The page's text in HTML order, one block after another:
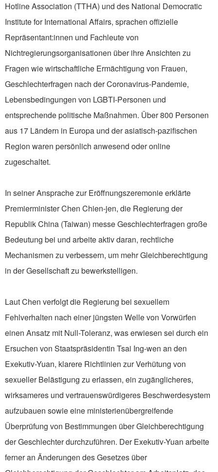
Hotline Association (TTHA) und des National Democratic
Institute for International Affairs, sprachen offizielle
Repräsentant:innen und Fachleute von
Nichtregierungsorganisationen über ihre Ansichten zu
Fragen wie wirtschaftliche Ermächtigung von Frauen,
Geschlechterfragen nach der Coronavirus-Pandemie,
Lebensbedingungen von LGBTI-Personen und
entsprechende politische Maßnahmen. Über 800 Personen
aus 17 Ländern in Europa und der asiatisch-pazifischen
Region waren persönlich anwesend oder online
zugeschaltet.
In seiner Ansprache zur Eröffnungszeremonie erklärte
Premierminister Chen Chien-jen, die Regierung der
Republik China (Taiwan) messe Geschlechterfragen große
Bedeutung bei und arbeite aktiv daran, rechtliche
Mechanismen zu verbessern, um mehr Gleichberechtigung
in der Gesellschaft zu bewerkstelligen.
Laut Chen verfolgt die Regierung bei sexuellem
Fehlverhalten nach einer jüngsten Welle von Vorwürfen
einen Ansatz mit Null-Toleranz, was erwiesen sei durch ein
Ersuchen von Staatspräsidentin Tsai Ing-wen an den
Exekutiv-Yuan, klarere Richtlinien zur Verhütung von
sexueller Belästigung zu erlassen, ein zugänglicheres,
wirksameres und vertrauenswürdigeres Beschwerdesystem
aufzubauen sowie eine ministerienübergreifende
Überprüfung von Bestimmungen über Gleichberechtigung
der Geschlechter durchzuführen. Der Exekutiv-Yuan arbeite
ferner an Änderungen des Gesetzes über